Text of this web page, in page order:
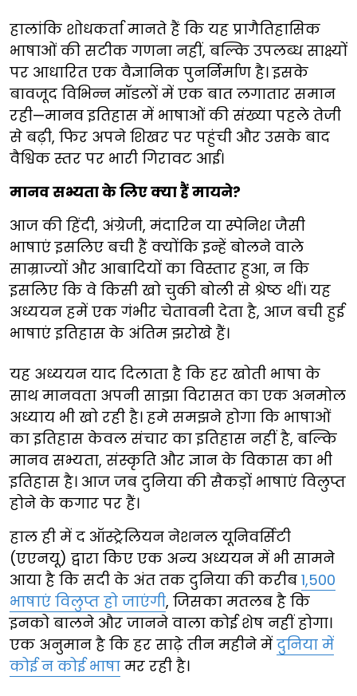
हालांकि शोधकर्ता मानते हैं कि यह प्रागैतिहासिक
भाषाओं की सटीक गणना नहीं, बल्कि उपलब्ध साक्ष्यों
पर आधारित एक वैज्ञानिक पुनर्निर्माण है। इसके
बावजूद विभिन्न मॉडलों में एक बात लगातार समान
रही—मानव इतिहास में भाषाओं की संख्या पहले तेजी
से बढ़ी, फिर अपने शिखर पर पहुंची और उसके बाद
वैश्विक स्तर पर भारी गिरावट आई।
मानव सभ्यता के लिए क्या हैं मायने?
आज की हिंदी, अंग्रेजी, मंदारिन या स्पेनिश जैसी
भाषाएं इसलिए बची हैं क्योंकि इन्हें बोलने वाले
साम्राज्यों और आबादियों का विस्तार हुआ, न कि
इसलिए कि वे किसी खो चुकी बोली से श्रेष्ठ थीं। यह
अध्ययन हमें एक गंभीर चेतावनी देता है, आज बची हुई
भाषाएं इतिहास के अंतिम झरोखे हैं।
यह अध्ययन याद दिलाता है कि हर खोती भाषा के
साथ मानवता अपनी साझा विरासत का एक अनमोल
अध्याय भी खो रही है। हमे समझने होगा कि भाषाओं
का इतिहास केवल संचार का इतिहास नहीं है, बल्कि
मानव सभ्यता, संस्कृति और ज्ञान के विकास का भी
इतिहास है। आज जब दुनिया की सैकड़ों भाषाएं विलुप्त
होने के कगार पर हैं।
हाल ही में द ऑस्ट्रेलियन नेशनल यूनिवर्सिटी
(एएनयू) द्वारा किए एक अन्य अध्ययन में भी सामने
आया है कि सदी के अंत तक दुनिया की करीब 1,500
भाषाएं विलुप्त हो जाएंगी, जिसका मतलब है कि
इनको बालने और जानने वाला कोई शेष नहीं होगा।
एक अनुमान है कि हर साढ़े तीन महीने में दुनिया में
कोई न कोई भाषा मर रही है।